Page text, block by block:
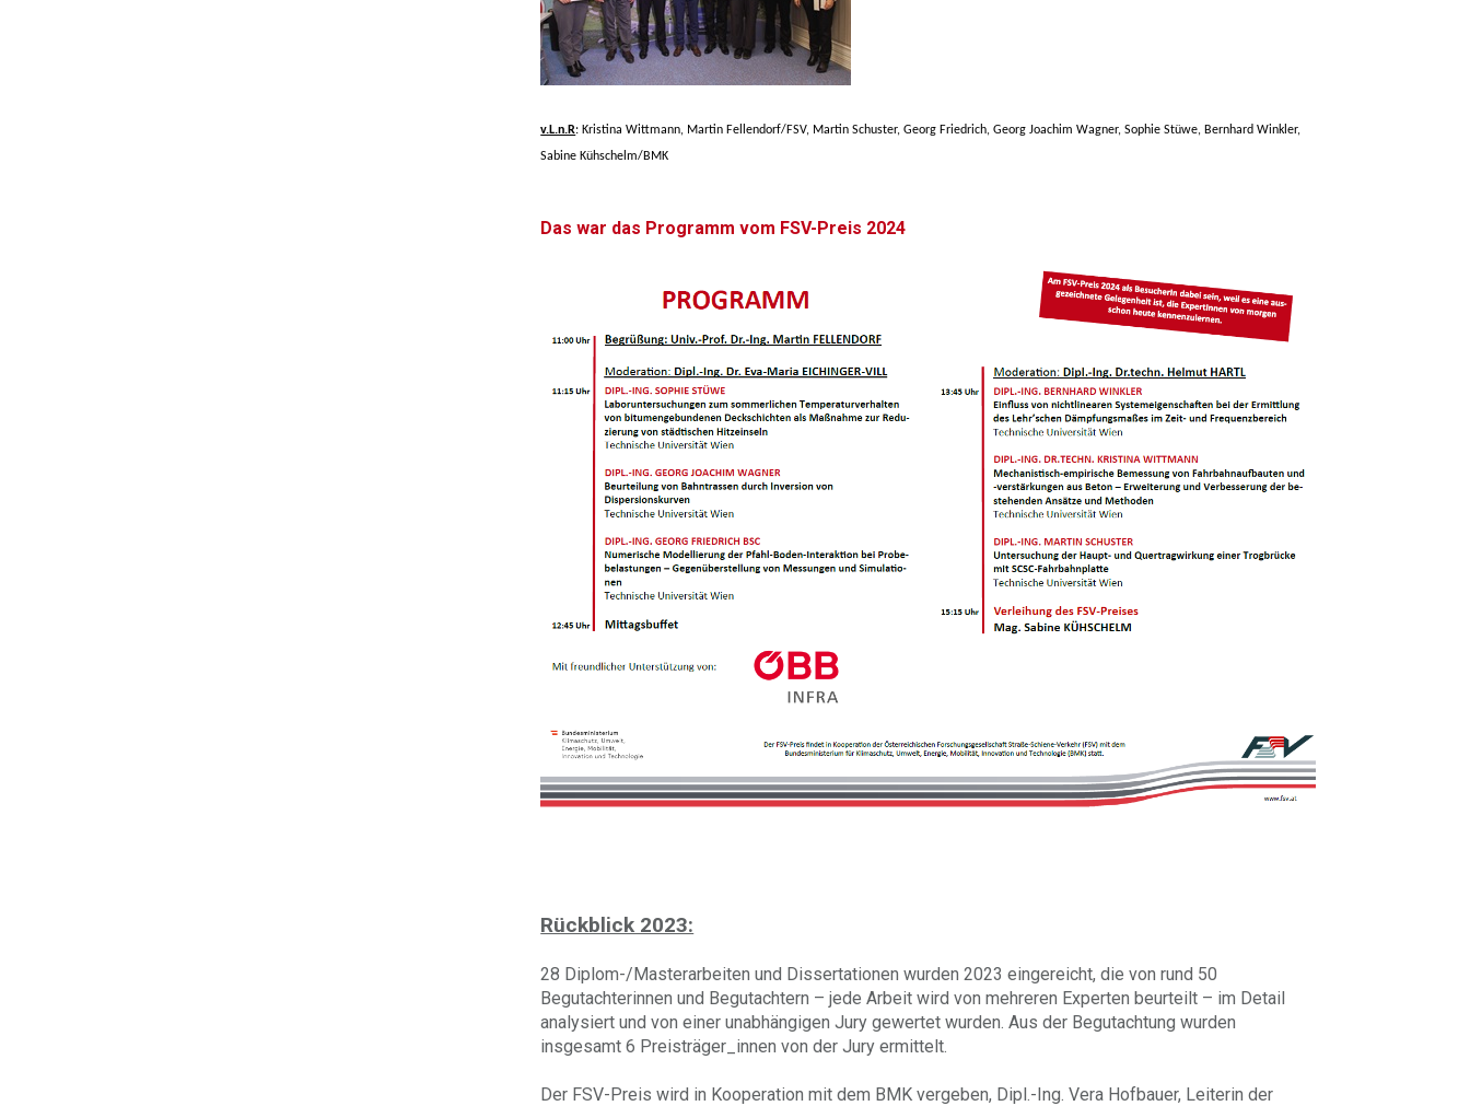
v.L.n.R: Kristina Wittmann, Martin Fellendorf/FSV, Martin Schuster, Georg Friedrich, Georg Joachim Wagner, Sophie Stüwe, Bernhard Winkler,
Sabine Kühschelm/BMK
Das war das Programm vom FSV-Preis 2024
Rückblick 2023:
28 Diplom-/Masterarbeiten und Dissertationen wurden 2023 eingereicht, die von rund 50
Begutachterinnen und Begutachtern – jede Arbeit wird von mehreren Experten beurteilt – im Detail
analysiert und von einer unabhängigen Jury gewertet wurden. Aus der Begutachtung wurden
insgesamt 6 Preisträger_innen von der Jury ermittelt.
Der FSV-Preis wird in Kooperation mit dem BMK vergeben, Dipl.-Ing. Vera Hofbauer, Leiterin der